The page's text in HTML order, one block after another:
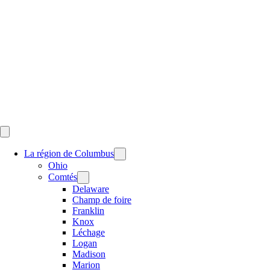
La région de Columbus
Ohio
Comtés
Delaware
Champ de foire
Franklin
Knox
Léchage
Logan
Madison
Marion